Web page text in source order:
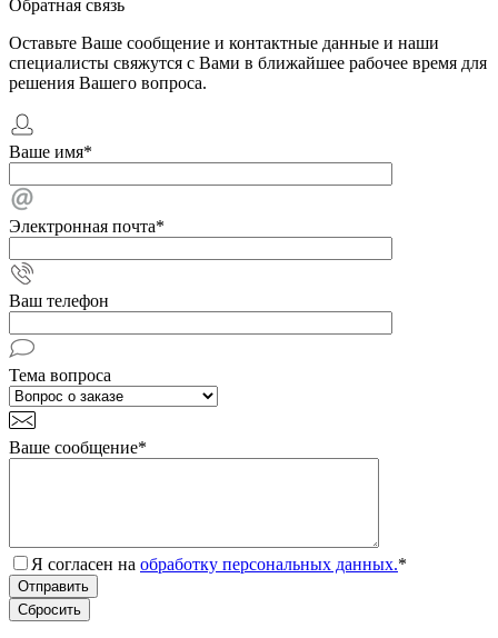
Обратная связь
Оставьте Ваше сообщение и контактные данные и наши
специалисты свяжутся с Вами в ближайшее рабочее время для
решения Вашего вопроса.
Ваше имя*
Электронная почта*
Ваш телефон
Тема вопроса
Ваше сообщение*
Я согласен на обработку персональных данных.*